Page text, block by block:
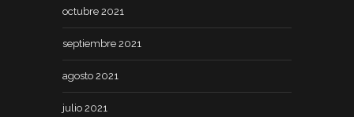
octubre 2021
septiembre 2021
agosto 2021
julio 2021